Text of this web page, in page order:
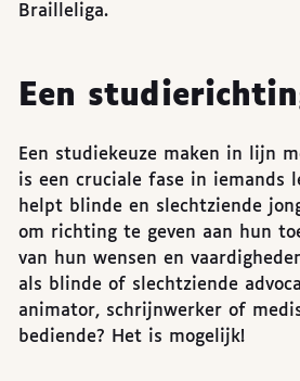
Brailleliga.
Een
Een studiekeuze maken in lijn
is een cruciale fase in iemands
helpt blinde en slechtziende
om richting te geven aan hun
van hun wensen en
als blinde of slechtziende
animator, schrijnwerker of
bediende? Het is mogelijk!